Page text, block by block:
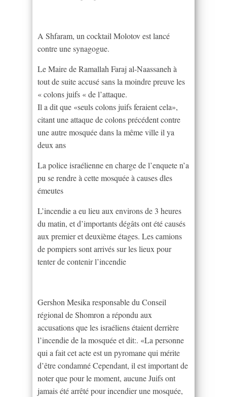
A Shfaram, un cocktail Molotov est lancé
contre une synagogue.
Le Maire de Ramallah Faraj al-Naassaneh à
tout de suite accusé sans la moindre preuve les
« colons juifs « de l’attaque.
Il a dit que «seuls colons juifs feraient cela»,
citant une attaque de colons précédent contre
une autre mosquée dans la même ville il ya
deux ans
La police israélienne en charge de l’enquete n’a
pu se rendre à cette mosquée à causes dles
émeutes
L’incendie a eu lieu aux environs de 3 heures
du matin, et d’importants dégâts ont été causés
aux premier et deuxième étages. Les camions
de pompiers sont arrivés sur les lieux pour
tenter de contenir l’incendie
Gershon Mesika responsable du Conseil
régional de Shomron a répondu aux
accusations que les israéliens étaient derrière
l’incendie de la mosquée et dit:. «La personne
qui a fait cet acte est un pyromane qui mérite
d’être condamné Cependant, il est important de
noter que pour le moment, aucune Juifs ont
jamais été arrêté pour incendier une mosquée,